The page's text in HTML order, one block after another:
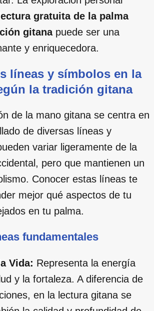
lectura gratuita de la palma
gitanapuede ser una
y enriquecedora.
líneas y símbolos en la
la tradición gitana
de la mano gitana se centra en
de diversas líneas y
variar ligeramente de la
pero que mantienen un
Conocer estas líneas te
mejor qué aspectos de tu
en tu palma.
fundamentales
Vida: Representa la energía
y la fortaleza. A diferencia de
en la lectura gitana se